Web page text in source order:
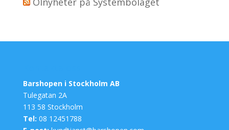
Barshopen i Stockholm AB
Tulegatan 2A
113 58 Stockholm
Tel: 08 12451788